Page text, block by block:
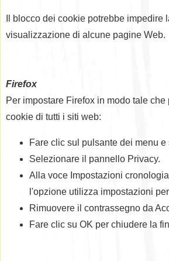
Il blocco dei cookie potrebbe impedire
visualizzazione di alcune pagine Web.
Firefox
Per impostare Firefox in modo tale che
cookie di tutti i siti web:
Fare clic sul pulsante dei menu
Selezionare il pannello Privacy.
Alla voce Impostazioni
l'opzione utilizza impostazioni
Rimuovere il contrassegno da
Fare clic su OK per chiudere la